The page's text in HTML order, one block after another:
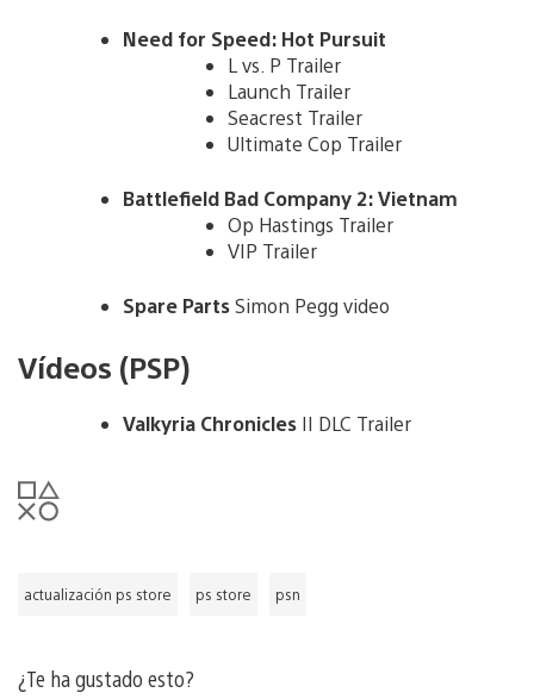
Need for Speed: Hot Pursuit
L vs. P Trailer
Launch Trailer
Seacrest Trailer
Ultimate Cop Trailer
Battlefield Bad Company 2: Vietnam
Op Hastings Trailer
VIP Trailer
Spare PartsSimon Pegg video
Vídeos (PSP)
Valkyria Chronicles II DLC Trailer
actualización ps store ps store psn
¿Te ha gustado esto?